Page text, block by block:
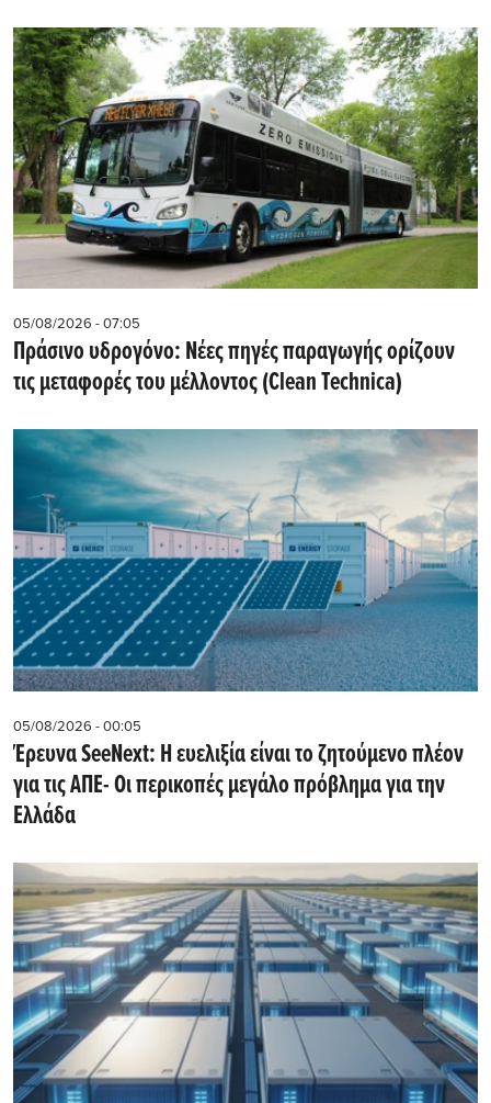
05/08/2026 - 07:05
Πράσινο υδρογόνο: Νέες πηγές παραγωγής ορίζουν
τις μεταφορές του μέλλοντος (Clean Technica)
05/08/2026 - 00:05
Έρευνα SeeNext: Η ευελιξία είναι το ζητούμενο πλέον
για τις ΑΠΕ- Οι περικοπές μεγάλο πρόβλημα για την
Ελλάδα